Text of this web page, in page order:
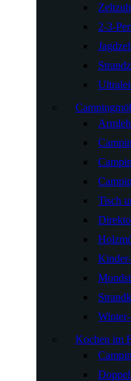
2-3-
Tisch
Kochen im